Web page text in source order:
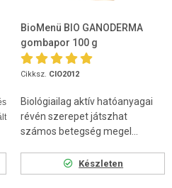
BioMenü BIO GANODERMA
gombapor 100 g
Cikksz. CIO2012
Biológiailag aktív hatóanyagai
révén szerepet játszhat
számos betegség megel...
Készleten